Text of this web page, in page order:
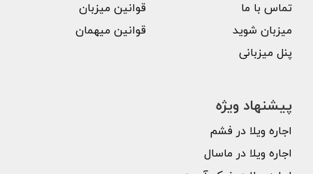
تماس با ما
میزبان شوید
پنل میزبانی
قوانین میزبان
قوانین میهمان
پیشنهاد ویژه
اجاره ویلا در فشم
اجاره ویلا در ماسال